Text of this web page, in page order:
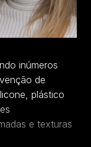
inúmeros
de
plástico
e texturas